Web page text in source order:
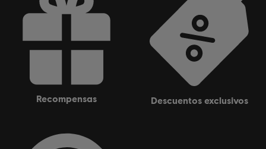
recompensas descuentos exclusivos